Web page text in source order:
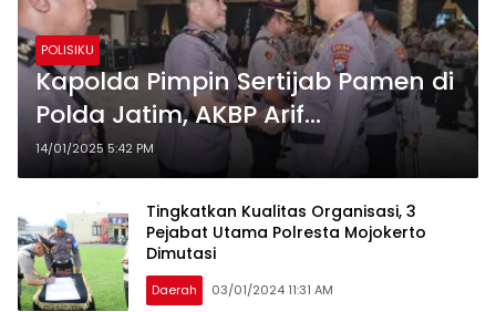
POLISIKU
Kapolda Pimpin Sertijab Pamen di
Polda Jatim, AKBP Arif
Fazlurrahman Resmi Jabat
Kapolres Blitar
14/01/2025 5:42 PM
Tingkatkan Kualitas Organisasi, 3
Pejabat Utama Polresta Mojokerto
Dimutasi
Daerah 03/01/2024 11:31 AM